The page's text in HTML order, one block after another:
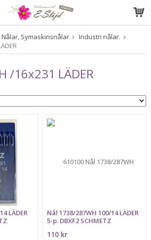
har blivit tillagd i varukorgen
Nålar, Symaskinsnålar
Industri nålar.
/16x231 LÄDER
LÄDER
Nål 1738/287WH 100/14 LÄDER
5-p. DBXF2 SCHMETZ
110 kr